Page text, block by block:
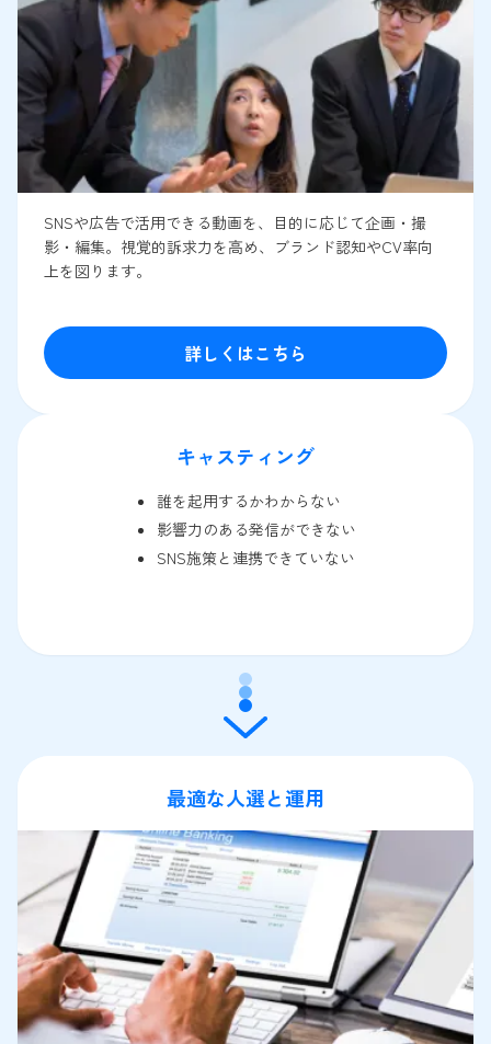
SNSや広告で活用できる動画を、目的に応じて企画・撮
影・編集。視覚的訴求力を高め、ブランド認知やCV率向
上を図ります。
詳しくはこちら
キャスティング
誰を起用するかわからない
影響力のある発信ができない
SNS施策と連携できていない
最適な人選と運用